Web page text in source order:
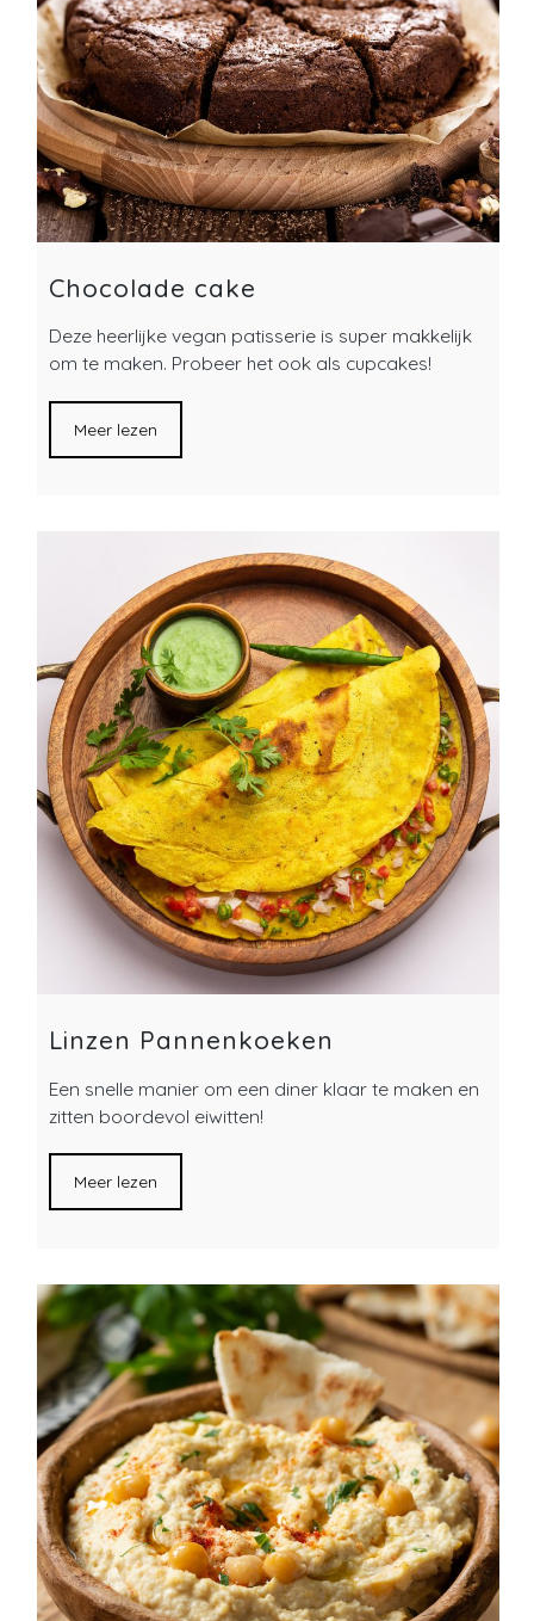
Chocolade cake
Deze heerlijke vegan patisserie is super makkelijk
om te maken. Probeer het ook als cupcakes!
Meer lezen
Linzen Pannenkoeken
Een snelle manier om een ​​diner klaar te maken en
zitten boordevol eiwitten!
Meer lezen